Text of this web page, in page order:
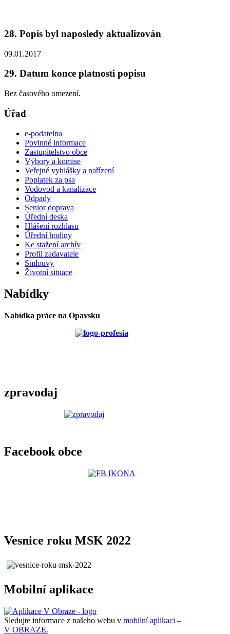
28. Popis byl naposledy aktualizován
09.01.2017
29. Datum konce platnosti popisu
Bez časového omezení.
Úřad
e-podatelna
Povinné informace
Zastupitelstvo obce
Výbory a komise
Veřejné vyhlášky a nařízení
Poplatek za psa
Vodovod a kanalizace
Odpady
Senior doprava
Úřední deska
Hlášení rozhlasu
Úřední hodiny
Ke stažení archív
Profil zadavatele
Smlouvy
Životní situace
Nabídky
Nabídka práce na Opavsku
zpravodaj
Facebook obce
Vesnice roku MSK 2022
Mobilní aplikace
Sledujte informace z našeho webu v mobilní aplikaci –
V OBRAZE.